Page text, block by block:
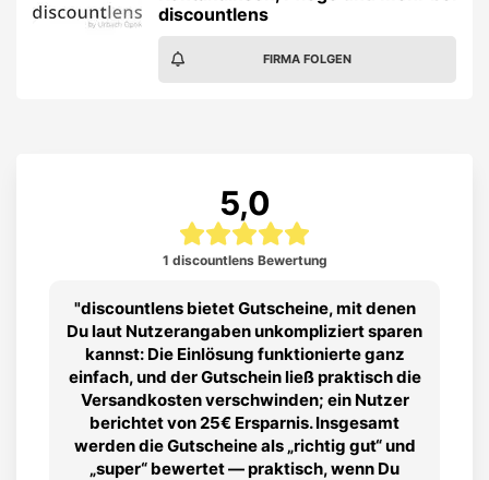
discountlens
FIRMA FOLGEN
5,0
1 discountlens Bewertung
discountlens bietet Gutscheine, mit denen
Du laut Nutzerangaben unkompliziert sparen
kannst: Die Einlösung funktionierte ganz
einfach, und der Gutschein ließ praktisch die
Versandkosten verschwinden; ein Nutzer
berichtet von 25€ Ersparnis. Insgesamt
werden die Gutscheine als „richtig gut“ und
„super“ bewertet — praktisch, wenn Du